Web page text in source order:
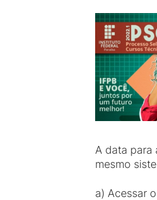
A data para
mesmo
a) Acessar o